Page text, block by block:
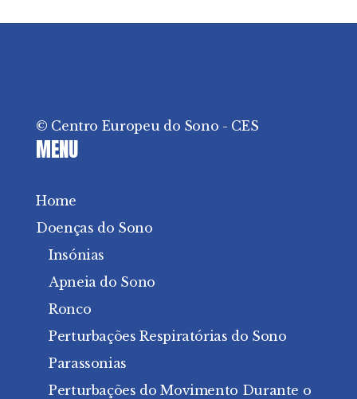
© Centro Europeu do Sono - CES
MENU
Home
Doenças do Sono
Insónias
Apneia do Sono
Ronco
Perturbações Respiratórias do Sono
Parassonias
Perturbações do Movimento Durante o